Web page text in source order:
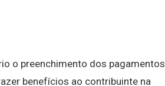
o preenchimento dos pagamentos
benefícios ao contribuinte na